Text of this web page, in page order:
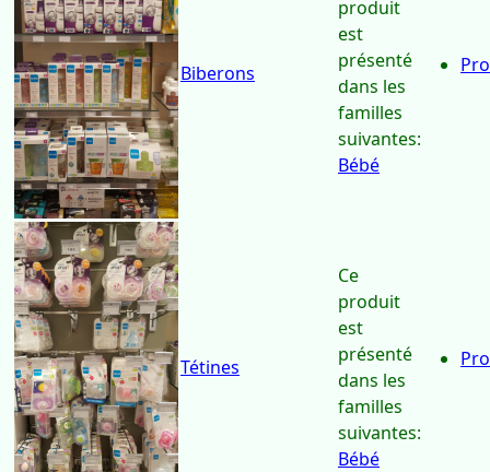
Biberons
produit
est
présenté
dans les
familles
suivantes:
Bébé
Tétines
Ce
produit
est
présenté
dans les
familles
suivantes:
Bébé